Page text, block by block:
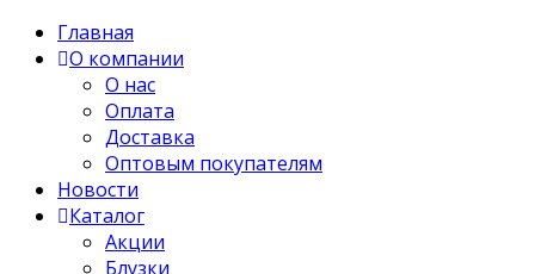
Главная
О компании
О нас
Оплата
Доставка
Оптовым покупателям
Новости
Каталог
Акции
Блузки